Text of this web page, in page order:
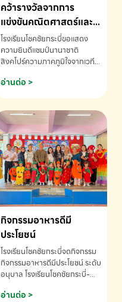
คว้ารางวัลจากการ
แข่งขันคณิตศาสตร์และ
คณิตคิดเร็วนานาชาติ
ครั้งที่ 46 ประจำปี 2569
ณ ประเทศสิงคโปร์
โรงเรียนโชคชัยกระบี่ขอแสดง
ความยินดีแชมป์นานาชาติ
สิงคโปร์ความภาคภูมิใจจากเวที
ด.ช.พัทธนันท์ พรหมพันธ์ ชั้น
อนุบาล EP K3 โรงเรียนโชคชัย
แข่งขันคณิตศาสตร์และคณิตคิด
เร็วนานาชาติ ครั้งที่ 46 ประจำปี
2569 ณ ประเทศสิงคโปร์
INTERNATIONAL
MATHEMATICS AND
MENTAL ARITHMETIC
COMPETITION 2026 - ถ้วย
รางวัลรองชนะเลิศอันดับที่ 2
Mental Arithmetic
Competition K2 - ถ้วยรางวัล
รองชนะเลิศอันดับที่ 2 Mental
K2(Grop) โรงเรียนโชคชัยกระบี่-
สอบถามข้อมูลเพิ่มเติม โทร.
075-691910
อ่านต่อ >
กิจกรรมอาหารดีมี
ประโยชน์
โรงเรียนโชคชัยกระบี่จดกิจกรรม
กิจกรรมอาหารดีมีประโยชน์ ระดับ
อนุบาล โรงเรียนโชคชัยกระบี่-
075-691910
อ่านต่อ >